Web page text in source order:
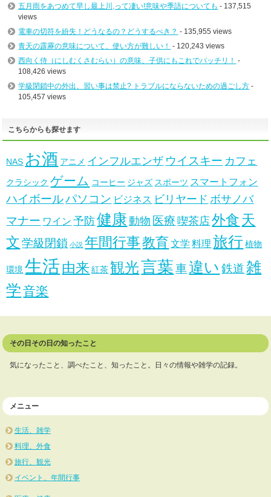
五月雨をあつめて早し最上川,って凄い!意味や季語についても - 137,515
views
電車の切符を紛失！どうなるの？どうするべき？ - 135,955 views
青天の霹靂の意味について、使い方が難しい！ - 120,243 views
西向く侍（にしむくさむらい）の意味、子供にもこれでバッチリ！ -
108,426 views
学級閉鎖中の外出、習い事は禁止? トラブルにならないための過ごし方 -
105,457 views
こちらからも探せます
NAS お酒 アニメ インフルエンザ ウイスキー カフェ
クラシック ゲーム コーヒー ジャズ スポーツ スマートフォン
ハイボールパソコン ビジネス ビリヤード ボサノバ
マナー ワイン 予防健康 動物 医療 喫茶店外食 天
文 学級閉鎖 小説 年間行事教育 文学 料理 旅行 植物
環境 生活由来 紅茶 観光言葉 車違い 鉄道 雑
学音楽
その日その日の知ったこと
気になったこと、調べたこと、知ったこと。日々の情報や雑学の記録。
メニュー
生活、雑学
料理、外食
旅行、観光
イベント、年間行事